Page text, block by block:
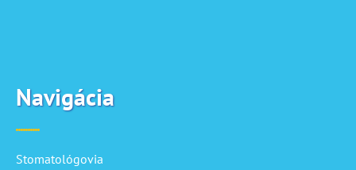
Navigácia
Stomatológovia